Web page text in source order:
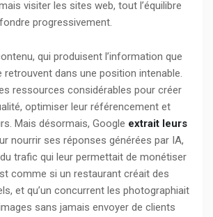
visiter les sites web, tout l’équilibre
progressivement.
qui produisent l’information que
retrouvent dans une position intenable.
ressources considérables pour créer
optimiser leur référencement et
Mais désormais, Google extrait leurs
nourrir ses réponses générées par IA,
trafic qui leur permettait de monétiser
comme si un restaurant créait des
et qu’un concurrent les photographiait
sans jamais envoyer de clients